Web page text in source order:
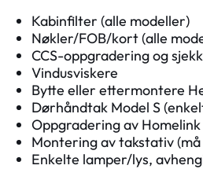
Kabinfilter (alle modeller)
Nøkler/FOB/kort (alle
CCS-oppgradering og
Vindusviskere
Bytte eller ettermontere
Dørhåndtak Model S
Oppgradering av Homelink
Montering av takstativ
Enkelte lamper/lys,